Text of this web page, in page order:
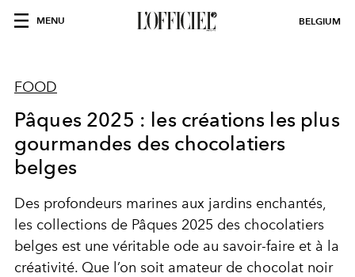
MENU BELGIUM
FOOD
Pâques 2025 : les créations les plus
gourmandes des chocolatiers
belges
Des profondeurs marines aux jardins enchantés,
les collections de Pâques 2025 des chocolatiers
belges est une véritable ode au savoir-faire et à la
créativité. Que l’on soit amateur de chocolat noir